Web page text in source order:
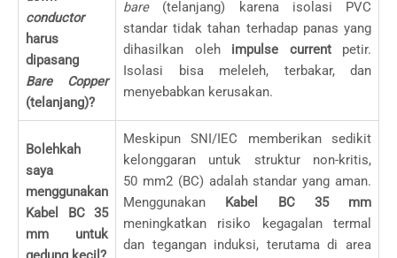
conductor
harus
dipasang
Bare Copper
(telanjang)?
bare(telanjang) karena isolasi PVC
standar tidak tahan terhadap panas yang
dihasilkan oleh impulse currentpetir.
Isolasi bisa meleleh, terbakar, dan
menyebabkan kerusakan.
Bolehkah
saya
menggunakan
Kabel BC 35
mm untuk
Meskipun SNI/IEC memberikan sedikit
kelonggaran untuk struktur non-kritis,
50 mm2(BC) adalah standar yang aman.
Menggunakan Kabel BC 35 mm
meningkatkan risiko kegagalan termal
dan tegangan induksi, terutama di area